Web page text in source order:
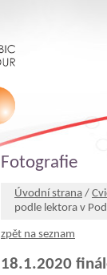
Fotografie
Úvodní strana /
podle lektora v
zpět na seznam
18.1.2020